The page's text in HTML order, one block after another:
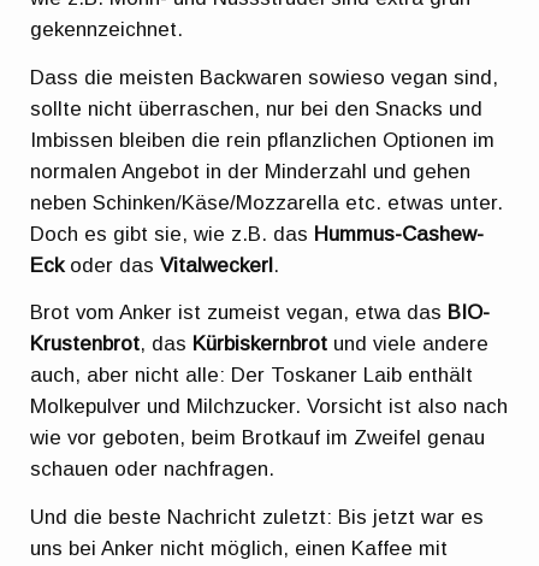
gekennzeichnet.
Dass die meisten Backwaren sowieso vegan sind,
sollte nicht überraschen, nur bei den Snacks und
Imbissen bleiben die rein pflanzlichen Optionen im
normalen Angebot in der Minderzahl und gehen
neben Schinken/Käse/Mozzarella etc. etwas unter.
Doch es gibt sie, wie z.B. das Hummus-Cashew-
Eckoder dasVitalweckerl.
Brot vom Anker ist zumeist vegan, etwa das BIO-
Krustenbrot, das Kürbiskernbrot und viele andere
auch, aber nicht alle: Der Toskaner Laib enthält
Molkepulver und Milchzucker. Vorsicht ist also nach
wie vor geboten, beim Brotkauf im Zweifel genau
schauen oder nachfragen.
Und die beste Nachricht zuletzt: Bis jetzt war es
uns bei Anker nicht möglich, einen Kaffee mit